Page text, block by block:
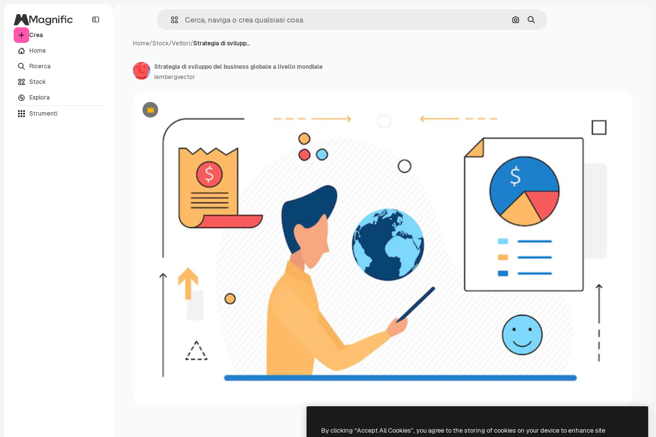
Crea
Home
Ricerca
Stock
Esplora
Strumenti
Cerca per immagine
Ricerca
Home/Stock/Vettori/Strategia di svilupp…
Premium
Strategia di sviluppo del business globale a livello mondiale
lembergvector
By clicking “Accept All Cookies”, you agree to the storing of cookies on your device to enhance site